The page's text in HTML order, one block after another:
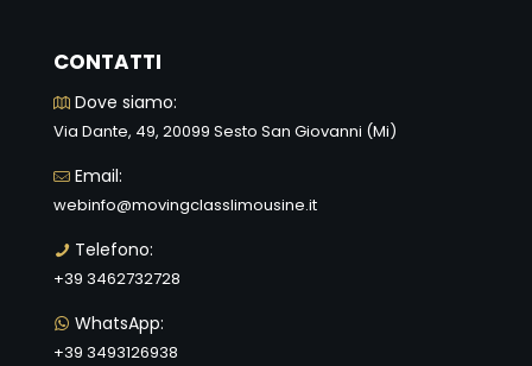
CONTATTI
Dove siamo:
Via Dante, 49, 20099 Sesto San Giovanni (Mi)
Email:
webinfo@movingclasslimousine.it
Telefono:
+39 3462732728
WhatsApp:
+39 3493126938